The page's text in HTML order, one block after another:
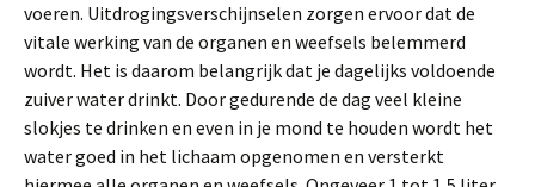
voeren. Uitdrogingsverschijnselen zorgen ervoor dat de
vitale werking van de organen en weefsels belemmerd
wordt. Het is daarom belangrijk dat je dagelijks voldoende
zuiver water drinkt. Door gedurende de dag veel kleine
slokjes te drinken en even in je mond te houden wordt het
water goed in het lichaam opgenomen en versterkt